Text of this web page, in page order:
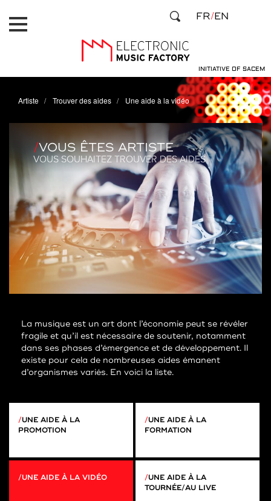
au
contenu
INITIATIVE OF SACEM
FR EN
Artiste Trouver des aides Une aide à la vidéo
VOUS ÊTES ARTISTE
VOUS SOUHAITEZ TROUVER DES AIDES
La musique est un art dont l’économie peut se révéler
fragile et qu’il est nécessaire de soutenir, notamment
dans ses phases d’émergence et de développement. Il
existe pour cela de nombreuses aides émanent
d’organismes variés. En voici la liste.
UNE AIDE À LA
PROMOTION
UNE AIDE À LA
FORMATION
UNE AIDE À LA VIDÉO
UNE AIDE À LA
TOURNÉE/AU LIVE